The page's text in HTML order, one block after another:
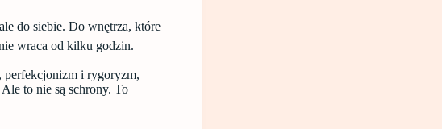
do siebie. Do wnętrza, które
wraca od kilku godzin.
perfekcjonizm i rygoryzm,
to nie są schrony. To